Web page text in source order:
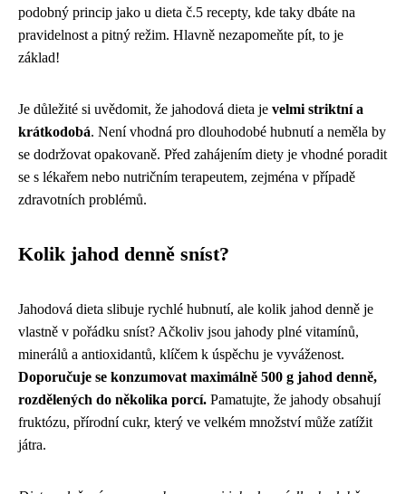
podobný princip jako u dieta č.5 recepty, kde taky dbáte na
pravidelnost a pitný režim. Hlavně nezapomeňte pít, to je
základ!
Je důležité si uvědomit, že jahodová dieta je velmi striktní a
krátkodobá. Není vhodná pro dlouhodobé hubnutí a neměla by
se dodržovat opakovaně. Před zahájením diety je vhodné poradit
se s lékařem nebo nutričním terapeutem, zejména v případě
zdravotních problémů.
Kolik jahod denně sníst?
Jahodová dieta slibuje rychlé hubnutí, ale kolik jahod denně je
vlastně v pořádku sníst? Ačkoliv jsou jahody plné vitamínů,
minerálů a antioxidantů, klíčem k úspěchu je vyváženost.
Doporučuje se konzumovat maximálně 500 g jahod denně,
rozdělených do několika porcí. Pamatujte, že jahody obsahují
fruktózu, přírodní cukr, který ve velkém množství může zatížit
játra.